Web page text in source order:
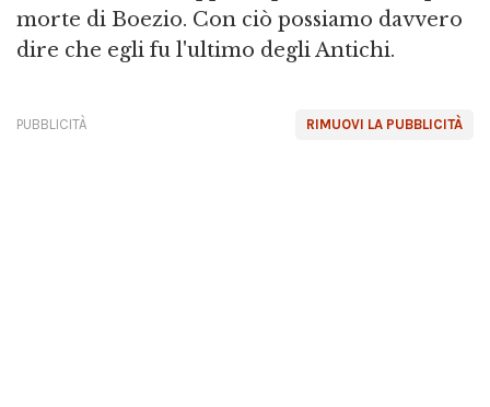
morte di Boezio. Con ciò possiamo davvero
dire che egli fu l'ultimo degli Antichi.
RIMUOVI LA PUBBLICITÀ
PUBBLICITÀ